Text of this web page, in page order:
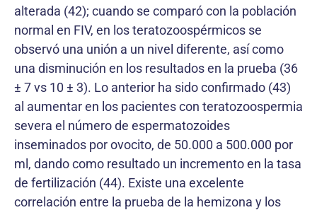
alterada (42); cuando se comparó con la población
normal en FIV, en los teratozoospérmicos se
observó una unión a un nivel diferente, así como
una disminución en los resultados en la prueba (36
± 7 vs 10 ± 3). Lo anterior ha sido confirmado (43)
al aumentar en los pacientes con teratozoospermia
severa el número de espermatozoides
inseminados por ovocito, de 50.000 a 500.000 por
ml, dando como resultado un incremento en la tasa
de fertilización (44). Existe una excelente
correlación entre la prueba de la hemizona y los